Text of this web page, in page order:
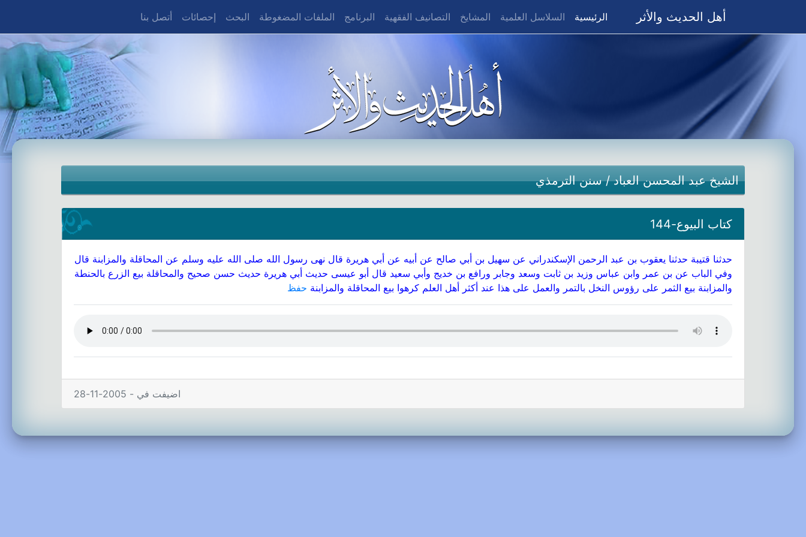
أهل الحديث والأثر الرئيسية السلاسل العلمية المشايخ التصانيف الفقهية البرنامج الملفات المضغوطة البحث إحصائات أتصل بنا
الشيخ عبد المحسن العباد/سنن الترمذي
كتاب البيوع-144
حدثنا قتيبة حدثنا يعقوب بن عبد الرحمن الإسكندراني عن سهيل بن أبي صالح عن أبيه عن أبي هريرة قال نهى رسول الله صلى الله عليه وسلم عن المحاقلة والمزابنة قال
وفي الباب عن بن عمر وابن عباس وزيد بن ثابت وسعد وجابر ورافع بن خديج وأبي سعيد قال أبو عيسى حديث أبي هريرة حديث حسن صحيح والمحاقلة بيع الزرع بالحنطة
والمزابنة بيع الثمر على رؤوس النخل بالتمر والعمل على هذا عند أكثر أهل العلم كرهوا بيع المحاقلة والمزابنة حفظ
اضيفت في - 2005-11-28